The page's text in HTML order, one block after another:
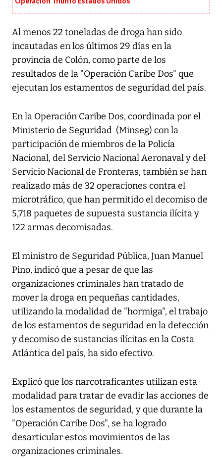
Al menos 22 toneladas de droga han sido
incautadas en los últimos 29 días en la
provincia de Colón, como parte de los
resultados de la "Operación Caribe Dos" que
ejecutan los estamentos de seguridad del país.
En la Operación Caribe Dos, coordinada por el
Ministerio de Seguridad (Minseg) con la
participación de miembros de la Policía
Nacional, del Servicio Nacional Aeronaval y del
Servicio Nacional de Fronteras, también se han
realizado más de 32 operaciones contra el
microtráfico, que han permitido el decomiso de
5,718 paquetes de supuesta sustancia ilícita y
122 armas decomisadas.
El ministro de Seguridad Pública, Juan Manuel
Pino, indicó que a pesar de que las
organizaciones criminales han tratado de
mover la droga en pequeñas cantidades,
utilizando la modalidad de "hormiga", el trabajo
de los estamentos de seguridad en la detección
y decomiso de sustancias ilícitas en la Costa
Atlántica del país, ha sido efectivo.
Explicó que los narcotraficantes utilizan esta
modalidad para tratar de evadir las acciones de
los estamentos de seguridad, y que durante la
"Operación Caribe Dos", se ha logrado
desarticular estos movimientos de las
organizaciones criminales.